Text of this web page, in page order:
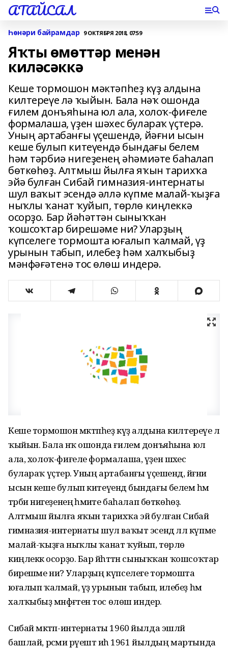
АТАЙСАЛ
Һөнәри байрамдар 9 ОКТЯБРЯ 2018, 07:59
Яҡты өмөттәр менән
киләсәккә
Кеше тормошон мәктәпһеҙ күҙ алдына
килтереүе лә ҡыйын. Бала нәҡ ошонда
ғилем донъяһына юл ала, холоҡ-фиғеле
формалаша, үҙен шәхес булараҡ үҫтерә.
Уның артабанғы үҫешендә, йәғни ысын
кеше булып китеүендә бындағы белем
һәм тәрбиә нигеҙенең әһәмиәте баһалап
бөткөһөҙ. Алтмыш йылға яҡын тарихҡа
эйә булған Сибай гимназия-интернаты
шул ваҡыт эсендә әллә күпме малай-ҡыҙға
ныҡлы ҡанат ҡуйып, төрлө киңлеккә
осорҙо. Бар йәһәттән сыныҡҡан
ҡошсоҡтар бирешәме ни? Уларҙың
күпселеге тормошта юғалып ҡалмай, үҙ
урынын табып, илебеҙ һәм халҡыбыҙ
мәнфәғәтенә тос өлөш индерә.
Кеше тормошон мәктәпһеҙ күҙ алдына килтереүе лә
ҡыйын. Бала нәҡ ошонда ғилем донъяһына юл
ала, холоҡ-фиғеле формалаша, үҙен шәхес
булараҡ үҫтерә. Уның артабанғы үҫешендә, йәғни
ысын кеше булып китеүендә бындағы белем һәм
тәрбиә нигеҙенең әһәмиәте баһалап бөткөһөҙ.
Алтмыш йылға яҡын тарихҡа эйә булған Сибай
гимназия-интернаты шул ваҡыт эсендә әллә күпме
малай-ҡыҙға ныҡлы ҡанат ҡуйып, төрлө
киңлеккә осорҙо. Бар йәһәттән сыныҡҡан ҡошсоҡтар
бирешәме ни? Уларҙың күпселеге тормошта
юғалып ҡалмай, үҙ урынын табып, илебеҙ һәм
халҡыбыҙ мәнфәғәтенә тос өлөш индерә.
Сибай мәктәп-интернаты 1960 йылда эшләй
башлай, рәсми рәүештә иһә 1961 йылдың мартында